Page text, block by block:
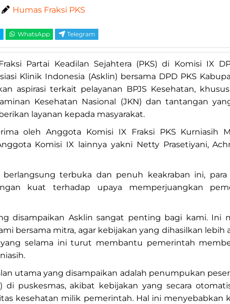
Humas Fraksi PKS
WhatsApp Telegram
Partai Keadilan Sejahtera (PKS) di Komisi IX
Klinik Indonesia (Asklin) bersama DPD PKS
aspirasi terkait pelayanan BPJS Kesehatan,
Kesehatan Nasional (JKN) dan tantangan
layanan kepada masyarakat.
oleh Anggota Komisi IX Fraksi PKS Kurniasih
Komisi IX lainnya yakni Netty Prasetiyani,
berlangsung terbuka dan penuh keakraban ini,
kuat terhadap upaya memperjuangkan
disampaikan Asklin sangat penting bagi kami. Ini
bersama mitra, agar kebijakan yang dihasilkan lebih
selama ini turut membantu pemerintah
utama yang disampaikan adalah penumpukan
di puskesmas, akibat kebijakan yang secara
kesehatan milik pemerintah. Hal ini menyebabkan